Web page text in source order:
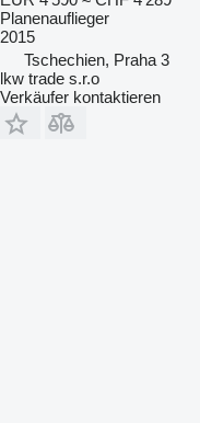
Planenauflieger
2015
Tschechien, Praha 3
lkw trade s.r.o
Verkäufer kontaktieren